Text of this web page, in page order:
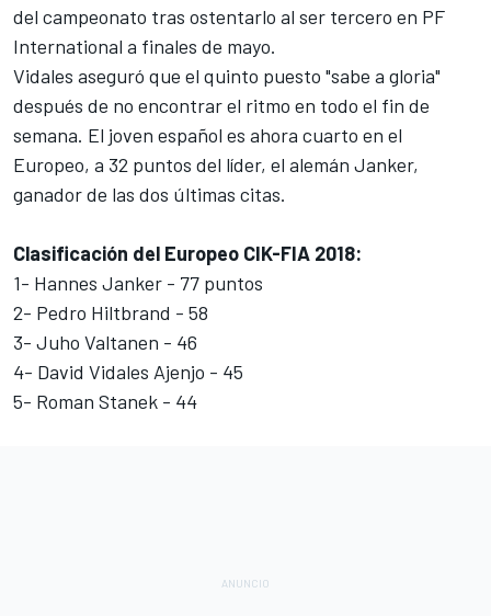
del campeonato tras ostentarlo al ser tercero en PF
International a finales de mayo.
Vidales aseguró que el quinto puesto "sabe a gloria"
después de no encontrar el ritmo en todo el fin de
semana. El joven español es ahora cuarto en el
Europeo, a 32 puntos del líder, el alemán Janker,
ganador de las dos últimas citas.
Clasificación del Europeo CIK-FIA 2018:
1- Hannes Janker - 77 puntos
2- Pedro Hiltbrand - 58
3- Juho Valtanen - 46
4- David Vidales Ajenjo - 45
5- Roman Stanek - 44